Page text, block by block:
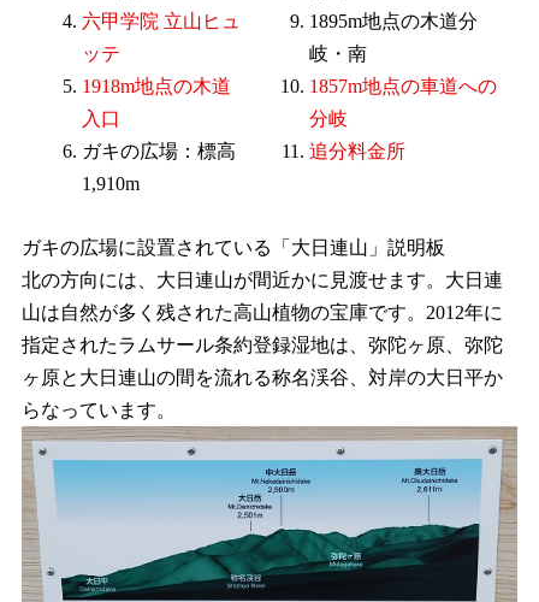
六甲学院 立山ヒュ
ッテ
1918m地点の木道
入口
ガキの広場：標高
1,910m
1895m地点の木道分
岐・南
1857m地点の車道への
分岐
追分料金所
ガキの広場に設置されている「大日連山」説明板
北の方向には、大日連山が間近かに見渡せます。大日連
山は自然が多く残された高山植物の宝庫です。2012年に
指定されたラムサール条約登録湿地は、弥陀ヶ原、弥陀
ヶ原と大日連山の間を流れる称名渓谷、対岸の大日平か
らなっています。